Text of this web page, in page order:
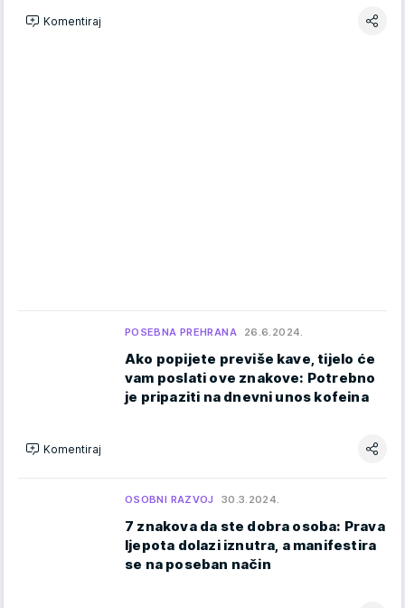
Komentiraj
POSEBNA PREHRANA 26.6.2024.
Ako popijete previše kave, tijelo će
vam poslati ove znakove: Potrebno
je pripaziti na dnevni unos kofeina
Komentiraj
OSOBNI RAZVOJ 30.3.2024.
7 znakova da ste dobra osoba: Prava
ljepota dolazi iznutra, a manifestira
se na poseban način